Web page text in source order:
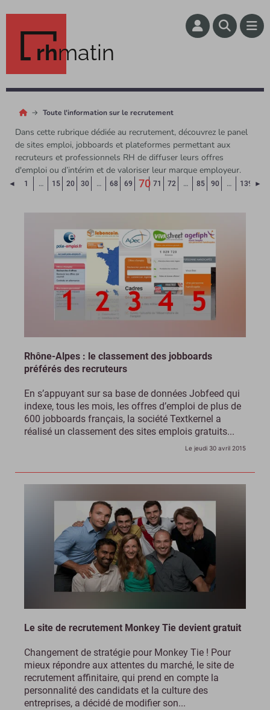
rhmatin
Toute l'information sur le recrutement
Dans cette rubrique dédiée au recrutement, découvrez le panel
de sites emploi, jobboards et plateformes permettant aux
recruteurs et professionnels RH de diffuser leurs offres
d'emploi ou d’intérim et de valoriser leur marque employeur.
◄ Page précédente
1 … 15 20 30 … 68 69
70 71 72 … 85 90 … 139 ►
Rhône-Alpes : le classement des jobboards
préférés des recruteurs
En s’appuyant sur sa base de données Jobfeed qui
indexe, tous les mois, les offres d’emploi de plus de
600 jobboards français, la société Textkernel a
réalisé un classement des sites emplois gratuits...
Le jeudi 30 avril 2015
Le site de recrutement Monkey Tie devient gratuit
Changement de stratégie pour Monkey Tie ! Pour
mieux répondre aux attentes du marché, le site de
recrutement affinitaire, qui prend en compte la
personnalité des candidats et la culture des
entreprises, a décidé de modifier son...